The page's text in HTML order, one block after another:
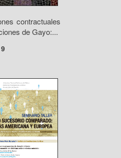
contractuales
de Gayo:...